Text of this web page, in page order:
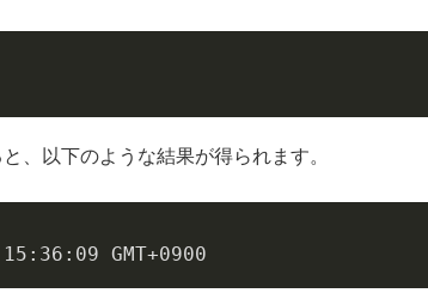
、以下のような結果が得られます。
GMT+0900